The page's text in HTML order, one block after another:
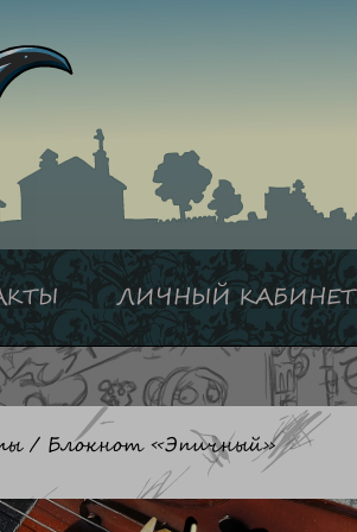
ЛИЧНЫЙ КАБИНЕТ
/ Блокнот «Эпичный»